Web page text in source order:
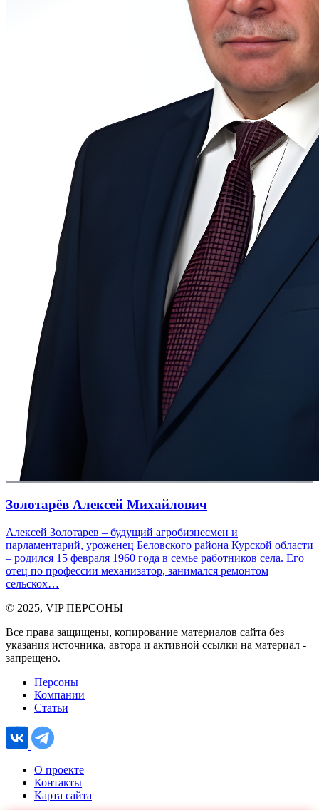
Золотарёв Алексей Михайлович
Алексей Золотарев – будущий агробизнесмен и
парламентарий, уроженец Беловского района Курской области
– родился 15 февраля 1960 года в семье работников села. Его
отец по профессии механизатор, занимался ремонтом
сельскох…
© 2025, VIP ПЕРСОНЫ
Все права защищены, копирование материалов сайта без
указания источника, автора и активной ссылки на материал -
запрещено.
Персоны
Компании
Статьи
О проекте
Контакты
Карта сайта